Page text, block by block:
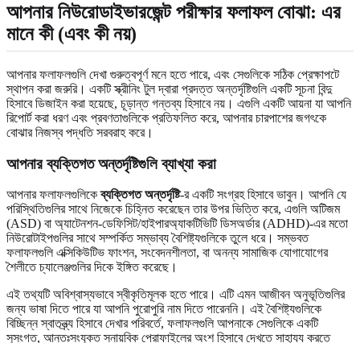
আপনার নিউরোডাইভারজেন্ট পরীক্ষার ফলাফল বোঝা: এর
মানে কী (এবং কী নয়)
আপনার ফলাফলগুলি দেখা গুরুত্বপূর্ণ মনে হতে পারে, এবং সেগুলিকে সঠিক প্রেক্ষাপটে
স্থাপন করা জরুরি। একটি স্ক্রীনিং টুল দ্বারা প্রদত্ত অন্তর্দৃষ্টিগুলি একটি সূচনা বিন্দু
হিসাবে ডিজাইন করা হয়েছে, চূড়ান্ত গন্তব্য হিসাবে নয়। এগুলি একটি আয়না যা আপনি
রিপোর্ট করা ধরণ এবং প্রবণতাগুলিকে প্রতিফলিত করে, আপনার চারপাশের জগৎকে
বোঝার নিজস্ব পদ্ধতি সরবরাহ করে।
আপনার ব্যক্তিগত অন্তর্দৃষ্টিগুলি ব্যাখ্যা করা
আপনার ফলাফলগুলিকেব্যক্তিগত অন্তর্দৃষ্টি-র একটি সংগ্রহ হিসাবে ভাবুন। আপনি যে
পরিস্থিতিগুলির সাথে নিজেকে চিহ্নিত করেছেন তার উপর ভিত্তি করে, এগুলি অটিজম
(ASD) বা অ্যাটেনশন-ডেফিসিট/হাইপারঅ্যাকটিভিটি ডিসঅর্ডার (ADHD)-এর মতো
নিউরোটাইপগুলির সাথে সম্পর্কিত সম্ভাব্য বৈশিষ্ট্যগুলিকে তুলে ধরে। সম্ভবত
ফলাফলগুলি এক্সিকিউটিভ ফাংশন, সংবেদনশীলতা, বা অনন্য সামাজিক যোগাযোগের
শৈলীতে চ্যালেঞ্জগুলির দিকে ইঙ্গিত করেছে।
এই তথ্যটি অবিশ্বাস্যভাবে স্বীকৃতিমূলক হতে পারে। এটি এমন আজীবন অনুভূতিগুলির
জন্য ভাষা দিতে পারে যা আপনি পুরোপুরি নাম দিতে পারেননি। এই বৈশিষ্ট্যগুলিকে
বিচ্ছিন্ন স্বাতন্ত্র্য হিসাবে দেখার পরিবর্তে, ফলাফলগুলি আপনাকে সেগুলিকে একটি
সুসংগত, আন্তঃসংযুক্ত স্নায়বিক প্রোফাইলের অংশ হিসাবে দেখতে সাহায্য করতে